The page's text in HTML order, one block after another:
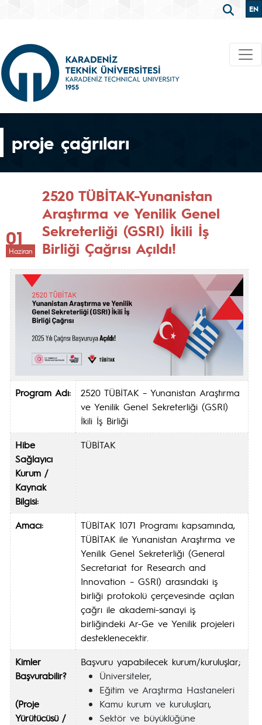
EN
proje çağrıları
01
Haziran
2520 TÜBİTAK-Yunanistan
Araştırma ve Yenilik Genel
Sekreterliği (GSRI) İkili İş
Birliği Çağrısı Açıldı!
Program Adı:
2520 TÜBİTAK – Yunanistan Araştırma
ve Yenilik Genel Sekreterliği (GSRI)
İkili İş Birliği
Hibe
Sağlayıcı
Kurum /
Kaynak
Bilgisi:
TÜBİTAK
Amacı:
TÜBİTAK 1071 Programı kapsamında,
TÜBİTAK ile Yunanistan Araştırma ve
Yenilik Genel Sekreterliği (General
Secretariat for Research and
Innovation – GSRI) arasındaki iş
birliği protokolü çerçevesinde açılan
çağrı ile akademi-sanayi iş
birliğindeki Ar-Ge ve Yenilik projeleri
desteklenecektir.
Kimler
Başvurabilir?
(Proje
Yürütücüsü /
Başvuru yapabilecek kurum/kuruluşlar;
Üniversiteler,
Eğitim ve Araştırma Hastaneleri
Kamu kurum ve kuruluşları,
Sektör ve büyüklüğüne